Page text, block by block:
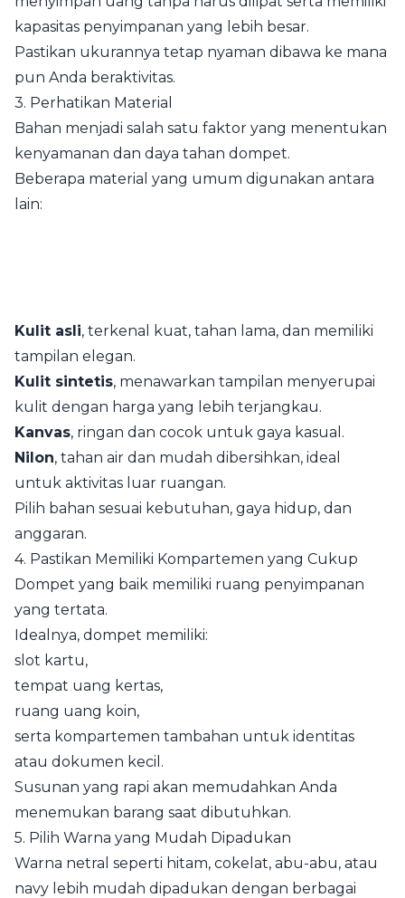
kapasitas penyimpanan yang lebih besar.
Pastikan ukurannya tetap nyaman dibawa ke mana
pun Anda beraktivitas.
3. Perhatikan Material
Bahan menjadi salah satu faktor yang menentukan
kenyamanan dan daya tahan dompet.
Beberapa material yang umum digunakan antara
lain:
Kulit asli, terkenal kuat, tahan lama, dan memiliki
tampilan elegan.
Kulit sintetis, menawarkan tampilan menyerupai
kulit dengan harga yang lebih terjangkau.
Kanvas, ringan dan cocok untuk gaya kasual.
Nilon, tahan air dan mudah dibersihkan, ideal
untuk aktivitas luar ruangan.
Pilih bahan sesuai kebutuhan, gaya hidup, dan
anggaran.
4. Pastikan Memiliki Kompartemen yang Cukup
Dompet yang baik memiliki ruang penyimpanan
yang tertata.
Idealnya, dompet memiliki:
slot kartu,
tempat uang kertas,
ruang uang koin,
serta kompartemen tambahan untuk identitas
atau dokumen kecil.
Susunan yang rapi akan memudahkan Anda
menemukan barang saat dibutuhkan.
5. Pilih Warna yang Mudah Dipadukan
Warna netral seperti hitam, cokelat, abu-abu, atau
navy lebih mudah dipadukan dengan berbagai